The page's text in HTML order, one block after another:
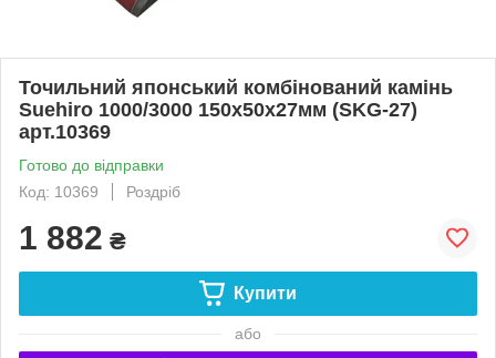
Точильний японський комбінований камінь
Suehiro 1000/3000 150х50х27мм (SKG-27)
арт.10369
Готово до відправки
Код: 10369
Роздріб
1 882 ₴
Купити
або